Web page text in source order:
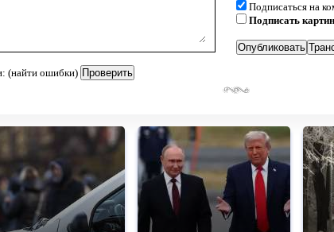
(найти ошибки)
Подписаться на
Подписать